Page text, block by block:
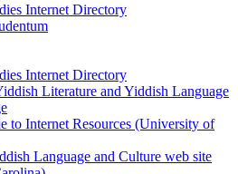
Internet Directory
Internet Directory
Literature and Yiddish Language
to Internet Resources (University of
Language and Culture web site